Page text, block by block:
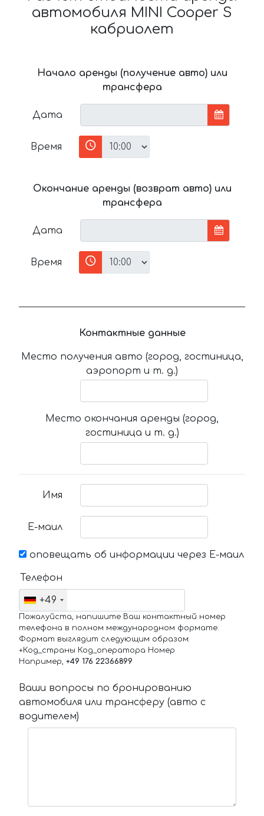
автомобиля MINI Cooper S
кабриолет
Начало аренды (получение авто) или
трансфера
Дата
Время
Окончание аренды (возврат авто) или
трансфера
Дата
Время
Контактные данные
Место получения авто (город, гостиница,
аэропорт и т. д.)
Место окончания аренды (город,
гостиница и т. д.)
Имя
Е-маил
оповещать об информации через Е-маил
Телефон
+49
Пожалуйста, напишите Ваш контактный номер
телефона в полном международном формате.
Формат выглядит следующим образом:
+Код_страны Код_оператора Номер
Например, +49 176 22366899
Ваши вопросы по бронированию
автомобиля или трансферу (авто с
водителем)